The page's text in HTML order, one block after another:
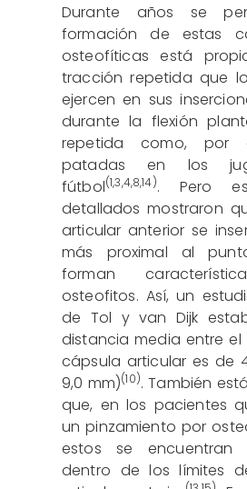
Durante años se
formación de estas
osteofíticas está
tracción repetida que
ejercen en sus
durante la flexión
repetida como, por
patadas en los
fútbol(1,3,4,8,14). Pero
detallados mostraron
articular anterior se
más proximal al
forman
osteofitos. Así, un
de Tol y van Dijk
distancia media entre
cápsula articular es de
9,0 mm)(10). También
que, en los pacientes
un pinzamiento por
estos se encuentran
dentro de los límites